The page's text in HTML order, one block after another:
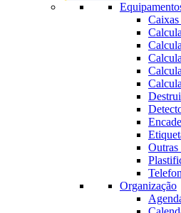
Caixas
Outras
Organização